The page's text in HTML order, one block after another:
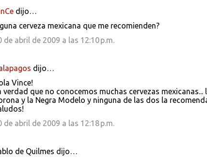
dijo…
cerveza mexicana que me recomienden?
de abril de 2009 a las 12:10 p.m.
dijo…
Vince!
verdad que no conocemos muchas cervezas
y la Negra Modelo y ninguna de las dos la
de abril de 2009 a las 12:18 p.m.
de Quilmes dijo…